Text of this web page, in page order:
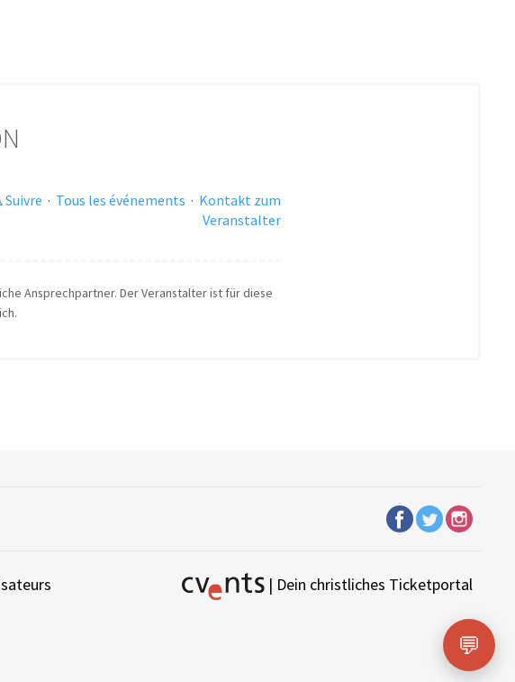
Suivre · Tous les événements · Kontakt zum
Veranstalter
Ansprechpartner. Der Veranstalter ist für diese
| Dein christliches Ticketportal
💬